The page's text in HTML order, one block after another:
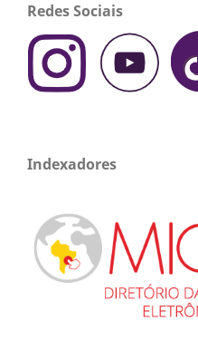
Redes Sociais
Indexadores